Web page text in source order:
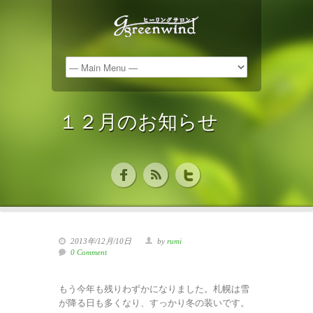
１２月のお知らせ
2013年/12月/10日 by rumi
0 Comment
もう今年も残りわずかになりました。札幌は雪
が降る日も多くなり、すっかり冬の装いです。